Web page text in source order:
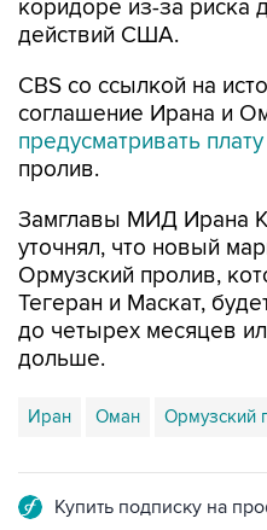
CBS со ссылкой на
предусматривать плату
пролив.
Замглавы МИД Ирана
Ормузский пролив,
Тегеран и Маскат,
до четырех месяцев
дольше.
Иран Оман
Подписаться на